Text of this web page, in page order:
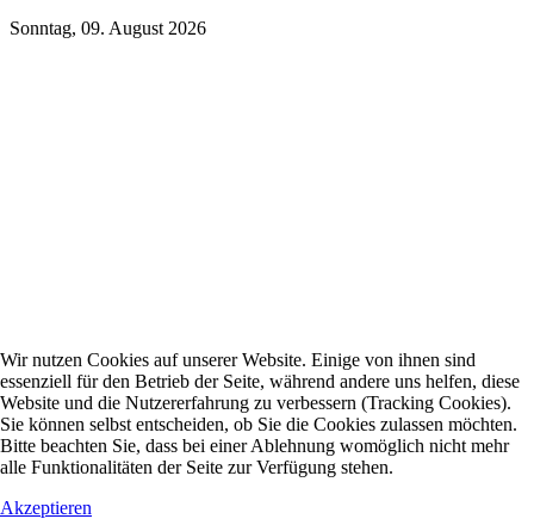
Sonntag, 09. August 2026
Wir nutzen Cookies auf unserer Website. Einige von ihnen sind
essenziell für den Betrieb der Seite, während andere uns helfen, diese
Website und die Nutzererfahrung zu verbessern (Tracking Cookies).
Sie können selbst entscheiden, ob Sie die Cookies zulassen möchten.
Bitte beachten Sie, dass bei einer Ablehnung womöglich nicht mehr
alle Funktionalitäten der Seite zur Verfügung stehen.
Akzeptieren